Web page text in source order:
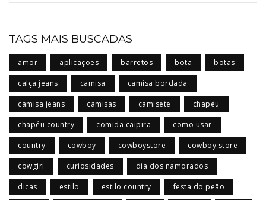
TAGS MAIS BUSCADAS
amor aplicações barretos bota botas
calça jeans camisa camisa bordada
camisa jeans camisas camisete chapéu
chapéu country comida caipira como usar
country cowboy cowboystore cowboy store
cowgirl curiosidades dia dos namorados
dicas estilo estilo country festa do peão